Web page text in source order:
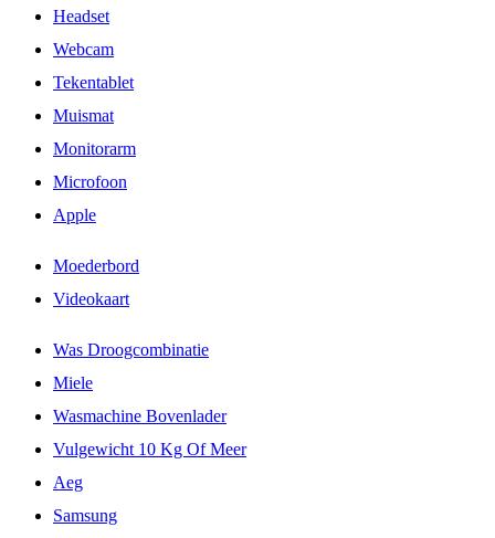
Headset
Webcam
Tekentablet
Muismat
Monitorarm
Microfoon
Apple
Moederbord
Videokaart
Was Droogcombinatie
Miele
Wasmachine Bovenlader
Vulgewicht 10 Kg Of Meer
Aeg
Samsung